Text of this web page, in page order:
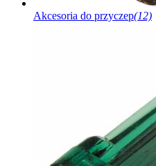
Akcesoria do przyczep(12)